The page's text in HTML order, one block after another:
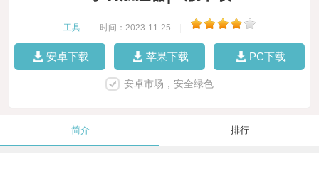
工具 时间：2023-11-25
安卓下载 苹果下载 PC下载
安卓市场，安全绿色
简介 排行